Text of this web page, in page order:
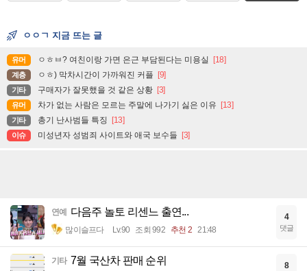
ㅇㅇㄱ 지금 뜨는 글
유머 ㅇㅎㅂ? 여친이랑 가면 은근 부담된다는 미용실 [18]
계층 ㅇㅎ) 막차시간이 가까워진 커플 [9]
기타 구매자가 잘못했을 것 같은 상황 [3]
유머 차가 없는 사람은 모르는 주말에 나가기 싫은 이유 [13]
기타 총기 난사범들 특징 [13]
이슈 미성년자 성범죄 사이트와 애국 보수들 [3]
연예 다음주 놀토 리센느 출연...
많이슬프다 Lv.90 조회 992 추천 2 21:48
4
댓글
기타 7월 국산차 판매 순위 8